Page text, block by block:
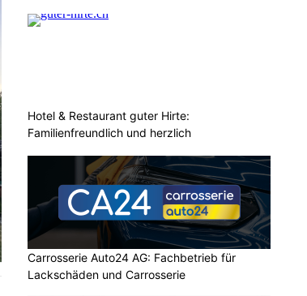
Hotel & Restaurant guter Hirte:
Familienfreundlich und herzlich
Carrosserie Auto24 AG: Fachbetrieb für
Lackschäden und Carrosserie